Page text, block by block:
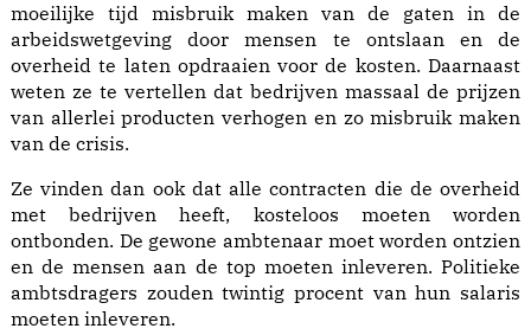
moeilijke tijd misbruik maken van de gaten in de
arbeidswetgeving door mensen te ontslaan en de
overheid te laten opdraaien voor de kosten. Daarnaast
weten ze te vertellen dat bedrijven massaal de prijzen
van allerlei producten verhogen en zo misbruik maken
van de crisis.
Ze vinden dan ook dat alle contracten die de overheid
met bedrijven heeft, kosteloos moeten worden
ontbonden. De gewone ambtenaar moet worden ontzien
en de mensen aan de top moeten inleveren. Politieke
ambtsdragers zouden twintig procent van hun salaris
moeten inleveren.